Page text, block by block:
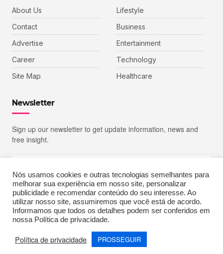
About Us
Contact
Advertise
Career
Site Map
Lifestyle
Business
Entertainment
Technology
Healthcare
Newsletter
Sign up our newsletter to get update information, news and
free insight.
SIGN UP
Copyright © 2023 Echoiz, All rights reserved. Powered by MoxCreative
Privacy Policy Cookie Policy
Nós usamos cookies e outras tecnologias semelhantes para
melhorar sua experiência em nosso site, personalizar
publicidade e recomendar conteúdo do seu interesse. Ao
utilizar nosso site, assumiremos que você está de acordo.
Informamos que todos os detalhes podem ser conferidos em
nossa Política de privacidade.
Política de privacidade PROSSEGUIR